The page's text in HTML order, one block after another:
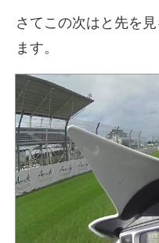
さてこの次はと先を
ます。